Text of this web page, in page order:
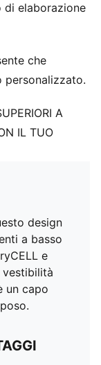
di elaborazione
che
A
IL TUO
design
a basso
e
un capo